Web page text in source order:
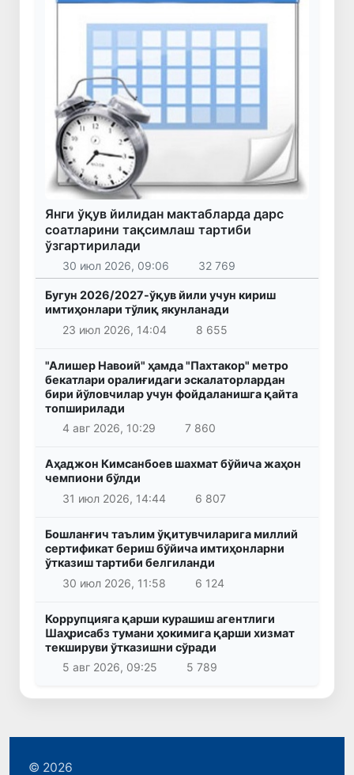
Янги ўқув йилидан мактабларда дарс
соатларини тақсимлаш тартиби
ўзгартирилади
30 июл 2026, 09:06 32 769
Бугун 2026/2027-ўқув йили учун кириш
имтиҳонлари тўлиқ якунланади
23 июл 2026, 14:04
8 655
"Алишер Навоий" ҳамда "Пахтакор" метро
бекатлари оралиғидаги эскалаторлардан
бири йўловчилар учун фойдаланишга қайта
топширилади
4 авг 2026, 10:29
7 860
Аҳаджон Кимсанбоев шахмат бўйича жаҳон
чемпиони бўлди
31 июл 2026, 14:44
6 807
Бошланғич таълим ўқитувчиларига миллий
сертификат бериш бўйича имтиҳонларни
ўтказиш тартиби белгиланди
30 июл 2026, 11:58
6 124
Коррупцияга қарши курашиш агентлиги
Шаҳрисабз тумани ҳокимига қарши хизмат
текшируви ўтказишни сўради
5 авг 2026, 09:25
5 789
© 2026